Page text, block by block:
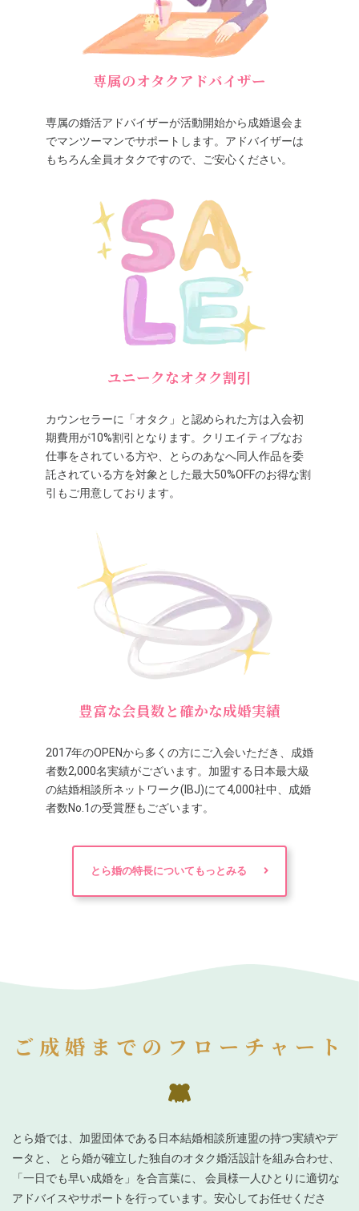
専属のオタクアドバイザー
専属の婚活アドバイザーが活動開始から成婚退会ま
でマンツーマンでサポートします。アドバイザーは
もちろん全員オタクですので、ご安心ください。
ユニークなオタク割引
カウンセラーに「オタク」と認められた方は入会初
期費用が10%割引となります。クリエイティブなお
仕事をされている方や、とらのあなへ同人作品を委
託されている方を対象とした最大50%OFFのお得な割
引もご用意しております。
豊富な会員数と確かな成婚実績
2017年のOPENから多くの方にご入会いただき、成婚
者数2,000名実績がございます。加盟する日本最大級
の結婚相談所ネットワーク(IBJ)にて4,000社中、成婚
者数No.1の受賞歴もございます。
とら婚の特長についてもっとみる
ご成婚までのフローチャート
とら婚では、加盟団体である日本結婚相談所連盟の持つ実績やデ
ータと、 とら婚が確立した独自のオタク婚活設計を組み合わせ、
「一日でも早い成婚を」を合言葉に、 会員様一人ひとりに適切な
アドバイスやサポートを行っています。安心してお任せくださ